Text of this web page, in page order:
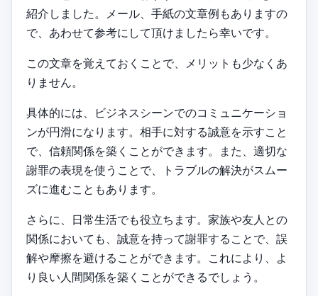
紹介しました。メール、手紙の文章例もありますの
で、あわせて参考にして頂けましたら幸いです。
この文章を覚えておくことで、メリットも少なくあ
りません。
具体的には、ビジネスシーンでのコミュニケーショ
ンが円滑になります。相手に対する誠意を示すこと
で、信頼関係を築くことができます。また、適切な
謝罪の表現を使うことで、トラブルの解決がスムー
ズに進むこともあります。
さらに、日常生活でも役立ちます。家族や友人との
関係においても、誠意を持って謝罪することで、誤
解や摩擦を避けることができます。これにより、よ
り良い人間関係を築くことができるでしょう。